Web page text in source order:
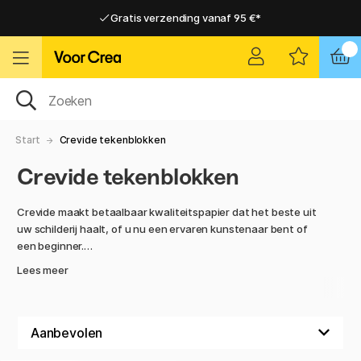
Gratis verzending vanaf 95 €*
Gratis verzending vanaf 95 €*
Start Crevide tekenblokken
Crevide tekenblokken
Crevide maakt betaalbaar kwaliteitspapier dat het beste uit
uw schilderij haalt, of u nu een ervaren kunstenaar bent of
een beginner.
geschikte ondergrond voor je creatie. Het maakt niet uit of
Lees meer